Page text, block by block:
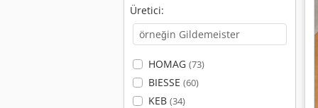
Üretici:
HOMAG (73)
BIESSE (60)
KEB (34)